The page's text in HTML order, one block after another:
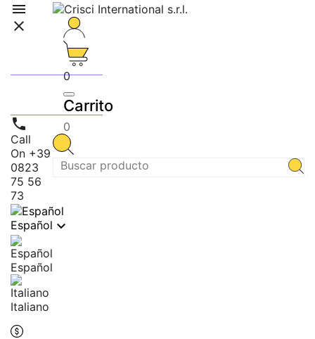


ALIMENTOS
FERRETERÍA

Call
On +39
0823
75 56
73
Español 
Español
Italiano
0
Carrito
0